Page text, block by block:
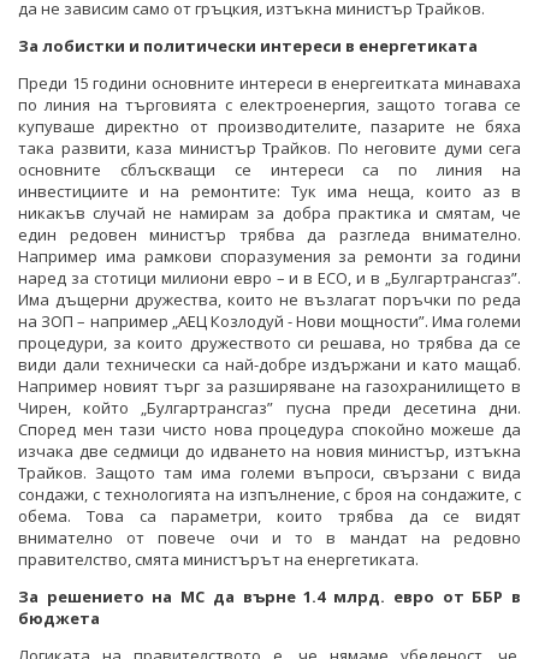
да не зависим само от гръцкия, изтъкна министър Трайков.
За лобистки и политически интереси в енергетиката
Преди 15 години основните интереси в енергеитката минаваха
по линия на търговията с електроенергия, защото тогава се
купуваше директно от производителите, пазарите не бяха
така развити, каза министър Трайков. По неговите думи сега
основните сблъскващи се интереси са по линия на
инвестициите и на ремонтите: Тук има неща, които аз в
никакъв случай не намирам за добра практика и смятам, че
един редовен министър трябва да разгледа внимателно.
Например има рамкови споразумения за ремонти за години
наред за стотици милиони евро – и в ЕСО, и в „Булгартрансгаз”.
Има дъщерни дружества, които не възлагат поръчки по реда
на ЗОП – например „АЕЦ Козлодуй - Нови мощности”. Има големи
процедури, за които дружеството си решава, но трябва да се
види дали технически са най-добре издържани и като мащаб.
Например новият търг за разширяване на газохранилището в
Чирен, който „Булгартрансгаз” пусна преди десетина дни.
Според мен тази чисто нова процедура спокойно можеше да
изчака две седмици до идването на новия министър, изтъкна
Трайков. Защото там има големи въпроси, свързани с вида
сондажи, с технологията на изпълнение, с броя на сондажите, с
обема. Това са параметри, които трябва да се видят
внимателно от повече очи и то в мандат на редовно
правителство, смята министърът на енергетиката.
За решението на МС да върне 1.4 млрд. евро от ББР в
бюджета